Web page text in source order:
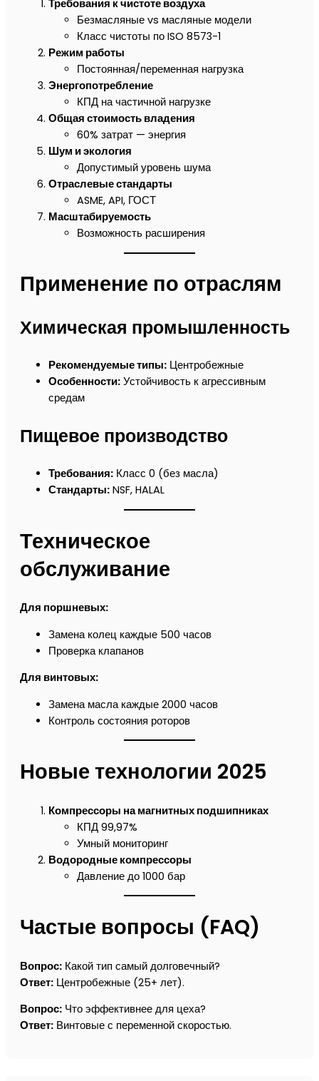
Требования к чистоте воздуха
Безмасляные vs масляные модели
Класс чистоты по ISO 8573-1
Режим работы
Постоянная/переменная нагрузка
Энергопотребление
КПД на частичной нагрузке
Общая стоимость владения
60% затрат — энергия
Шум и экология
Допустимый уровень шума
Отраслевые стандарты
ASME, API, ГОСТ
Масштабируемость
Возможность расширения
Применение по отраслям
Химическая промышленность
Рекомендуемые типы: Центробежные
Особенности: Устойчивость к агрессивным
средам
Пищевое производство
Требования: Класс 0 (без масла)
Стандарты: NSF, HALAL
Техническое
обслуживание
Для поршневых:
Замена колец каждые 500 часов
Проверка клапанов
Для винтовых:
Замена масла каждые 2000 часов
Контроль состояния роторов
Новые технологии 2025
Компрессоры на магнитных подшипниках
КПД 99,97%
Умный мониторинг
Водородные компрессоры
Давление до 1000 бар
Частые вопросы (FAQ)
Вопрос: Какой тип самый долговечный?
Ответ: Центробежные (25+ лет).
Вопрос: Что эффективнее для цеха?
Ответ: Винтовые с переменной скоростью.